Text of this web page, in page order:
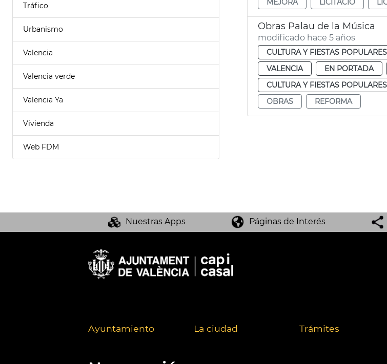
Tráfico
Urbanismo
Valencia
Valencia verde
Valencia Ya
Vivienda
Web FDM
MEJORA
LICITACIÓ
Obras Palau de la Música
modificado hace 5 años
CULTURA Y FIESTAS POPULARES
VALENCIA
EN PORTADA
CULTURA Y FIESTAS POPULARES
OBRAS
REFORMA
Nuestras Apps Páginas de Interés
Ayuntamiento La ciudad Trámites